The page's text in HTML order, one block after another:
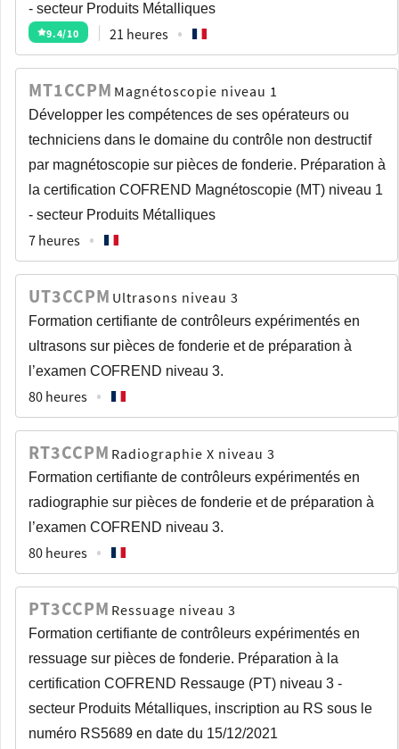
- secteur Produits Métalliques
9.4/10 21 heures
MT1CCPM Magnétoscopie niveau 1
Développer les compétences de ses opérateurs ou
techniciens dans le domaine du contrôle non destructif
par magnétoscopie sur pièces de fonderie. Préparation à
la certification COFREND Magnétoscopie (MT) niveau 1
- secteur Produits Métalliques
7 heures
UT3CCPM Ultrasons niveau 3
Formation certifiante de contrôleurs expérimentés en
ultrasons sur pièces de fonderie et de préparation à
l’examen COFREND niveau 3.
80 heures
RT3CCPM Radiographie X niveau 3
Formation certifiante de contrôleurs expérimentés en
radiographie sur pièces de fonderie et de préparation à
l’examen COFREND niveau 3.
80 heures
PT3CCPM Ressuage niveau 3
Formation certifiante de contrôleurs expérimentés en
ressuage sur pièces de fonderie. Préparation à la
certification COFREND Ressauge (PT) niveau 3 -
secteur Produits Métalliques, inscription au RS sous le
numéro RS5689 en date du 15/12/2021